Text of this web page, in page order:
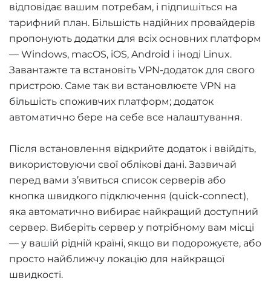
відповідає вашим потребам, і підпишіться на
тарифний план. Більшість надійних провайдерів
пропонують додатки для всіх основних платформ
— Windows, macOS, iOS, Android і іноді Linux.
Завантажте та встановіть VPN-додаток для свого
пристрою. Саме так ви встановлюєте VPN на
більшість споживчих платформ; додаток
автоматично бере на себе все налаштування.
Після встановлення відкрийте додаток і ввійдіть,
використовуючи свої облікові дані. Зазвичай
перед вами з’явиться список серверів або
кнопка швидкого підключення (quick-connect),
яка автоматично вибирає найкращий доступний
сервер. Виберіть сервер у потрібному вам місці
— у вашій рідній країні, якщо ви подорожуєте, або
просто найближчу локацію для найкращої
швидкості.